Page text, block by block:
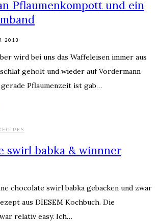
Pflaumenkompott und ein
2013
wird bei uns das Waffeleisen immer aus
geholt und wieder auf Vordermann
Pflaumenzeit ist gab…
swirl babka & winnner
chocolate swirl babka gebacken und zwar
aus DIESEM Kochbuch. Die
relativ easy. Ich…